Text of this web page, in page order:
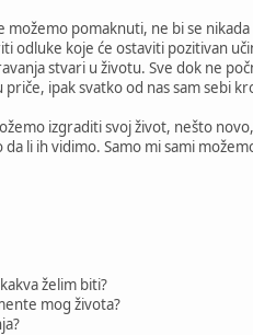
možemo pomaknuti, ne bi se
odluke koje će ostaviti pozitivan
stvari u životu. Sve dok ne
ipak svatko od nas sam sebi
izgraditi svoj život, nešto
li ih vidimo. Samo mi sami
želim biti?
mog života?